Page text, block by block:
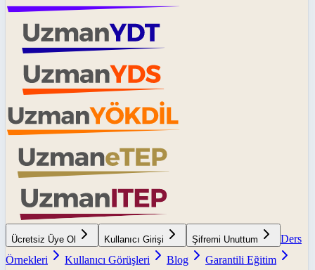
Ücretsiz Üye Ol Kullanıcı Girişi Şifremi Unuttum
Ders
Örnekleri
Kullanıcı Görüşleri Blog
Garantili Eğitim